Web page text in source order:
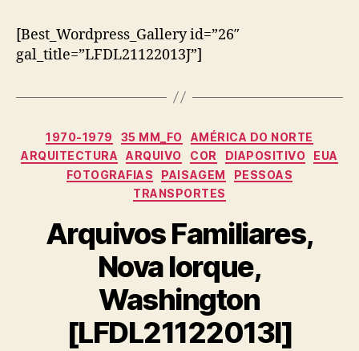
[Best_Wordpress_Gallery id=”26″
gal_title=”LFDL21122013J”]
Categorias
1970-1979 35 MM_FO
AMÉRICA DO NORTE
ARQUITECTURA
ARQUIVO COR DIAPOSITIVO
EUA
FOTOGRAFIAS
PAISAGEM
PESSOAS
TRANSPORTES
Arquivos Familiares,
Nova Iorque,
Washington
[LFDL21122013I]